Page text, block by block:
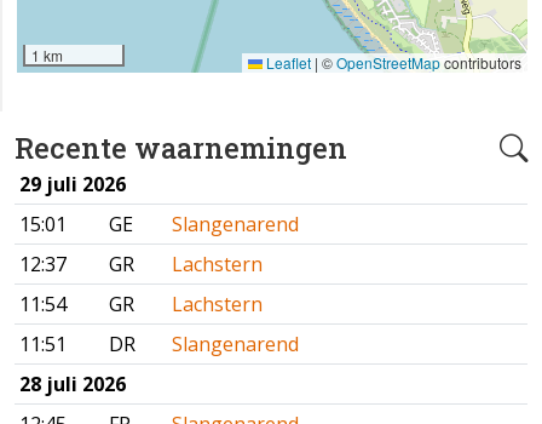
Recente waarnemingen
29 juli 2026
15:01
GE
Slangenarend
12:37
GR
Lachstern
11:54
GR
Lachstern
11:51
DR
Slangenarend
28 juli 2026
1 km Leaflet | ©OpenStreetMapcontributors